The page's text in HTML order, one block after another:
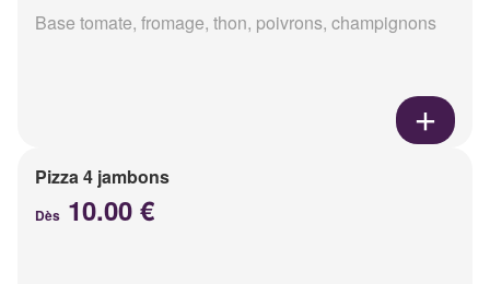
Base tomate, fromage, thon, poivrons, champignons
Pizza 4 jambons
Dès 10.00 €